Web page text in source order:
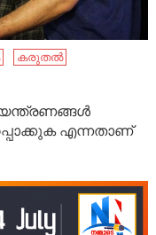
കരുതൽ
എന്നതാണ്